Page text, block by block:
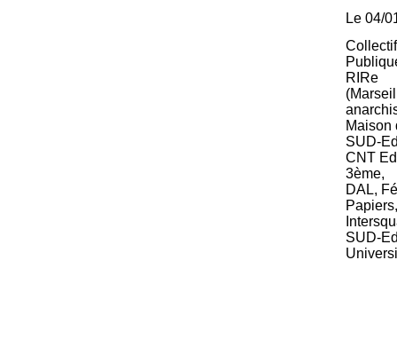
Le 04/
RIRe
Maison
SUD-
CNT
3ème,
DAL,
Papiers,
SUD-